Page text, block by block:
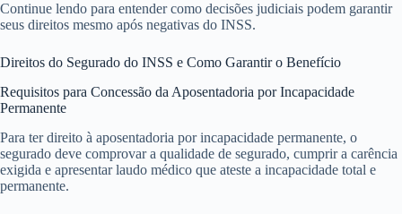
Continue lendo para entender como decisões judiciais podem garantir
seus direitos mesmo após negativas do INSS.
Direitos do Segurado do INSS e Como Garantir o Benefício
Requisitos para Concessão da Aposentadoria por Incapacidade
Permanente
Para ter direito à aposentadoria por incapacidade permanente, o
segurado deve comprovar a qualidade de segurado, cumprir a carência
exigida e apresentar laudo médico que ateste a incapacidade total e
permanente.